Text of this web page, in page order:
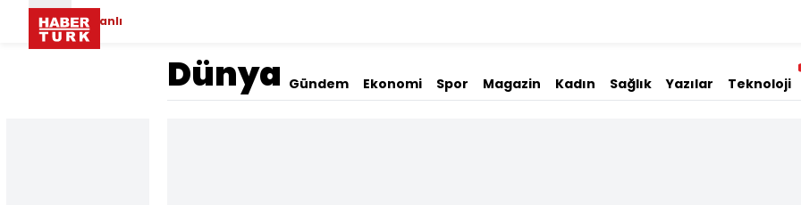
Canlı
Dünya Gündem Ekonomi Spor Magazin Kadın Sağlık Yazılar Teknoloji